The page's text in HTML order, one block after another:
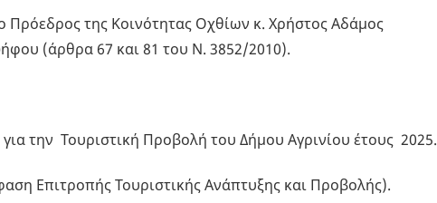
της Κοινότητας Οχθίων κ. Χρήστος Αδάμος
(άρθρα 67 και 81 του Ν. 3852/2010).
την Τουριστική Προβολή του Δήμου Αγρινίου έτους 2025.
Επιτροπής Τουριστικής Ανάπτυξης και Προβολής).